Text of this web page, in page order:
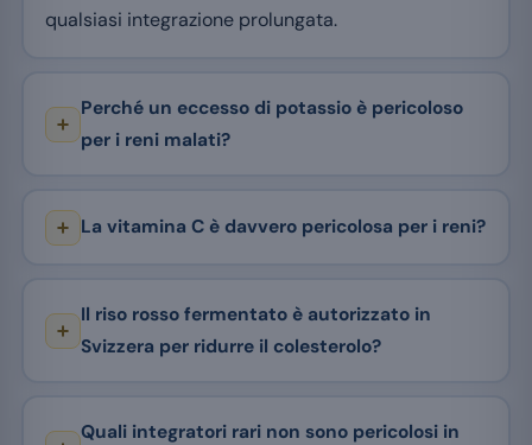
qualsiasi integrazione prolungata.
Perché un eccesso di potassio è pericoloso
per i reni malati?
La vitamina C è davvero pericolosa per i reni?
Il riso rosso fermentato è autorizzato in
Svizzera per ridurre il colesterolo?
Quali integratori rari non sono pericolosi in